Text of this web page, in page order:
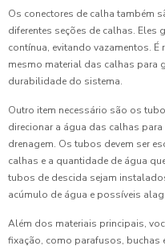
Os conectores de calha também
diferentes seções de calhas. Eles
contínua, evitando vazamentos.
mesmo material das calhas para
durabilidade do sistema.
Outro item necessário são os
direcionar a água das calhas
drenagem. Os tubos devem ser
calhas e a quantidade de água
tubos de descida sejam
acúmulo de água e possíveis
Além dos materiais principais,
fixação, como parafusos, buchas